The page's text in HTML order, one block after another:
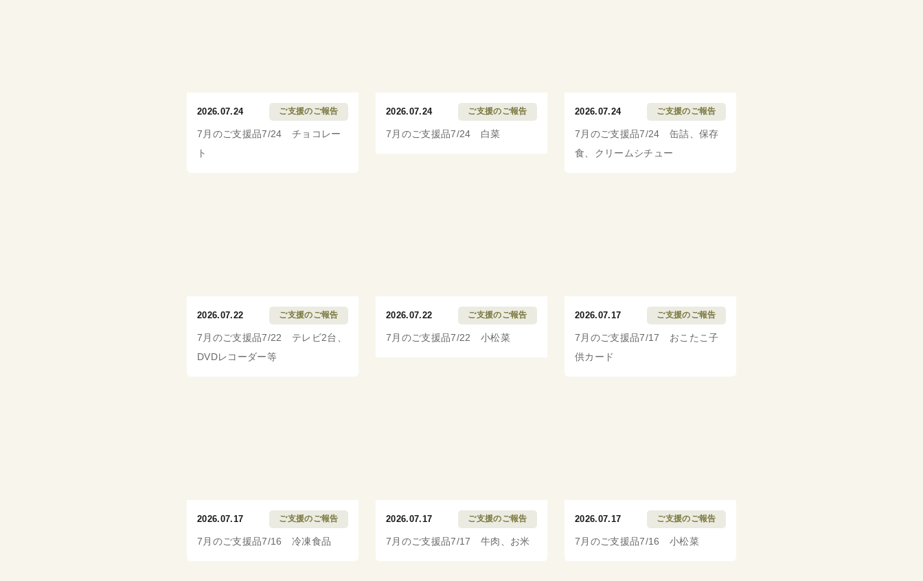
2026.07.24 ご支援のご報告
7月のご支援品7/24 チョコレー
ト
2026.07.24 ご支援のご報告
7月のご支援品7/24 白菜
2026.07.24 ご支援のご報告
7月のご支援品7/24 缶詰、保存
食、クリームシチュー
2026.07.22 ご支援のご報告
7月のご支援品7/22 テレビ2台、
DVDレコーダー等
2026.07.22 ご支援のご報告
7月のご支援品7/22 小松菜
2026.07.17 ご支援のご報告
7月のご支援品7/17 おこたこ子
供カード
2026.07.17 ご支援のご報告
7月のご支援品7/16 冷凍食品
2026.07.17 ご支援のご報告
7月のご支援品7/17 牛肉、お米
2026.07.17 ご支援のご報告
7月のご支援品7/16 小松菜